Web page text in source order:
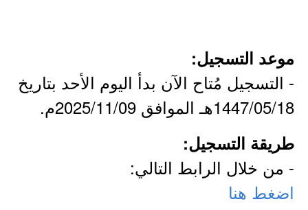
موعد التسجيل:
- التسجيل مُتاح الآن بدأ اليوم الأحد بتاريخ
1447/05/18هـ الموافق 2025/11/09م.
طريقة التسجيل:
- من خلال الرابط التالي:
اضغط هنا